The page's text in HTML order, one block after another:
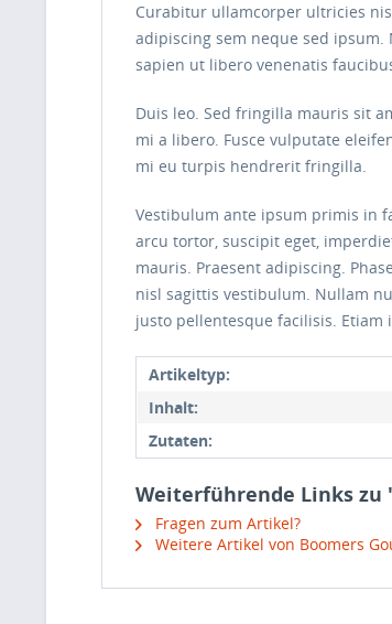
Curabitur ullamcorper ultricies
adipiscing sem neque sed
sapien ut libero venenatis
Duis leo. Sed fringilla mauris sit
mi a libero. Fusce vulputate
mi eu turpis hendrerit fringilla.
Vestibulum ante ipsum primis in
arcu tortor, suscipit eget,
mauris. Praesent adipiscing.
nisl sagittis vestibulum. Nullam
justo pellentesque facilisis.
Artikeltyp:
Inhalt:
Zutaten:
Weiterführende Links zu
Fragen zum Artikel?
Weitere Artikel von Boomers